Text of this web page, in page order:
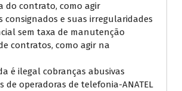
do contrato, como agir
consignados e suas irregularidades
sem taxa de manutenção
contratos, como agir na
é ilegal cobranças abusivas
de operadoras de telefonia-ANATEL